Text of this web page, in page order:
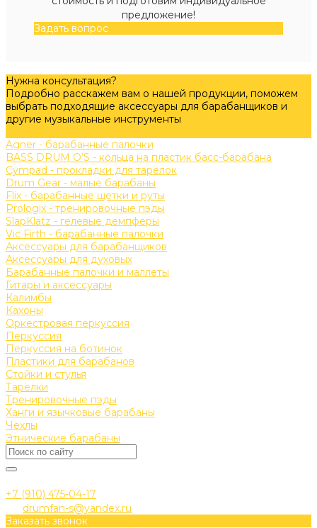
предложение!
Задать вопрос
Нужна консультация?
Подробно расскажем вам о нашей продукции, поможем
выбрать подходящие аксессуары для барабанщиков и
другие музыкальные инструменты
Agner - барабанные палочки
BASS DRUM O’S - кольца на пластик басс-барабана
Cympad - прокладки для тарелок
Drum Gear - малые барабаны
Flix - барабанные щетки и руты
Prologix - тренировочные пэды
SlapKlatz - гелевые демпферы
Vic Firth - барабанные палочки
Аксессуары для барабанщиков
Аксессуары для духовых
Барабанные палочки и маллеты
Гитары и аксессуары
Калимбы
Кахоны
Оркестровая перкуссия
Перкуссия
Перкуссия на ботинок
Пластики для барабанов
Стойки и стулья
Тарелки
Тренировочные пэды
Ханги и язычковые барабаны
Чехлы
Этнические барабаны
+7 (910) 475-04-17
drumfan-s@yandex.ru
Заказать звонок